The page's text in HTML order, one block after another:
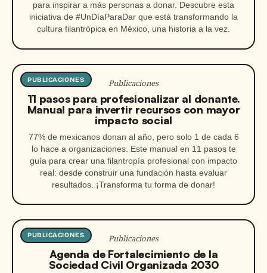
para inspirar a más personas a donar. Descubre esta
iniciativa de #UnDíaParaDar que está transformando la
cultura filantrópica en México, una historia a la vez.
PUBLICACIONES Publicaciones
11 pasos para profesionalizar al donante.
Manual para invertir recursos con mayor
impacto social
77% de mexicanos donan al año, pero solo 1 de cada 6
lo hace a organizaciones. Este manual en 11 pasos te
guía para crear una filantropía profesional con impacto
real: desde construir una fundación hasta evaluar
resultados. ¡Transforma tu forma de donar!
PUBLICACIONES Publicaciones
Agenda de Fortalecimiento de la
Sociedad Civil Organizada 2030